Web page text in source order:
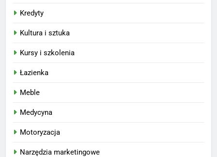
Kredyty
Kultura i sztuka
Kursy i szkolenia
Łazienka
Meble
Medycyna
Motoryzacja
Narzędzia marketingowe